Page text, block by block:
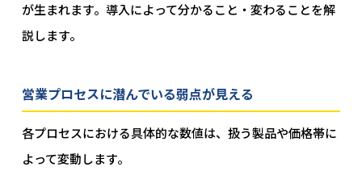
が生まれます。導入によって分かること・変わることを解
説します。
営業プロセスに潜んでいる弱点が見える
各プロセスにおける具体的な数値は、扱う製品や価格帯に
よって変動します。